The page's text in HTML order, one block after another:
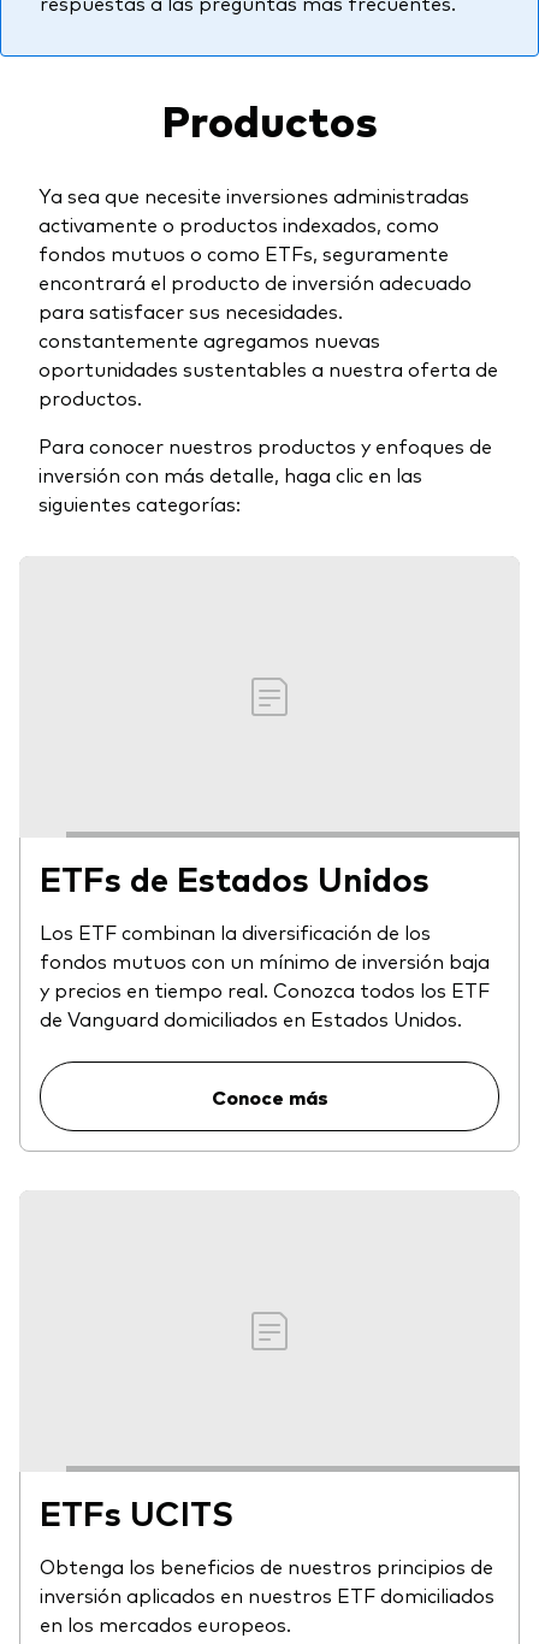
Productos
Ya sea que necesite inversiones administradas
activamente o productos indexados, como
fondos mutuos o como ETFs, seguramente
encontrará el producto de inversión adecuado
para satisfacer sus necesidades.
constantemente agregamos nuevas
oportunidades sustentables a nuestra oferta de
productos.
Para conocer nuestros productos y enfoques de
inversión con más detalle, haga clic en las
siguientes categorías:
ETFs de Estados Unidos
Los ETF combinan la diversificación de los
fondos mutuos con un mínimo de inversión baja
y precios en tiempo real. Conozca todos los ETF
de Vanguard domiciliados en Estados Unidos.
Conoce más
ETFs UCITS
Obtenga los beneficios de nuestros principios de
inversión aplicados en nuestros ETF domiciliados
en los mercados europeos.